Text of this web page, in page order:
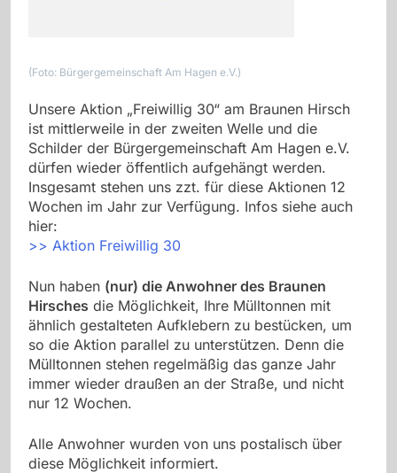
(Foto: Bürgergemeinschaft Am Hagen e.V.)
Unsere Aktion „Freiwillig 30“ am Braunen Hirsch
ist mittlerweile in der zweiten Welle und die
Schilder der Bürgergemeinschaft Am Hagen e.V.
dürfen wieder öffentlich aufgehängt werden.
Insgesamt stehen uns zzt. für diese Aktionen 12
Wochen im Jahr zur Verfügung. Infos siehe auch
hier:
>> Aktion Freiwillig 30
Nun haben (nur) die Anwohner des Braunen
Hirsches die Möglichkeit, Ihre Mülltonnen mit
ähnlich gestalteten Aufklebern zu bestücken, um
so die Aktion parallel zu unterstützen. Denn die
Mülltonnen stehen regelmäßig das ganze Jahr
immer wieder draußen an der Straße, und nicht
nur 12 Wochen.
Alle Anwohner wurden von uns postalisch über
diese Möglichkeit informiert.